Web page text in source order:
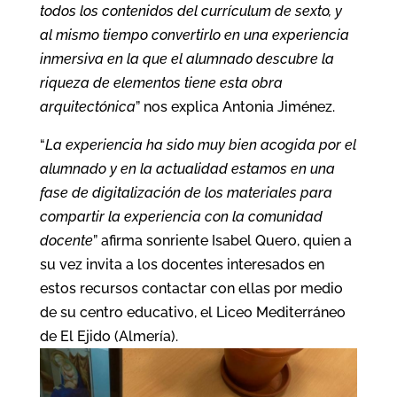
todos los contenidos del currículum de sexto, y
al mismo tiempo convertirlo en una experiencia
inmersiva en la que el alumnado descubre la
riqueza de elementos tiene esta obra
arquitectónica” nos explica Antonia Jiménez.
“La experiencia ha sido muy bien acogida por el
alumnado y en la actualidad estamos en una
fase de digitalización de los materiales para
compartir la experiencia con la comunidad
docente” afirma sonriente Isabel Quero, quien a
su vez invita a los docentes interesados en
estos recursos contactar con ellas por medio
de su centro educativo, el Liceo Mediterráneo
de El Ejido (Almería).